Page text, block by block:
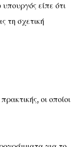
είπε ότι
τη σχετική
οι οποίοι